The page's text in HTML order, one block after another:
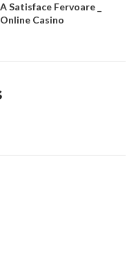
Satisface Fervoare _
Casino